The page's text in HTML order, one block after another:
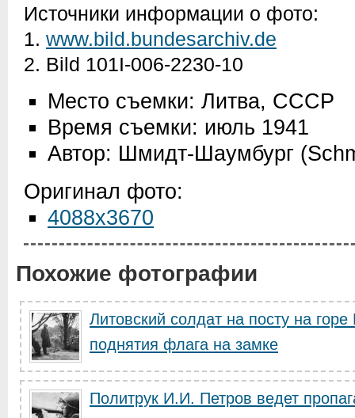
Источники информации о фото:
1. www.bild.bundesarchiv.de
2. Bild 101I-006-2230-10
Место съемки: Литва, СССР
Время съемки: июль 1941
Автор: Шмидт-Шаумбург
Оригинал фото:
4088x3670
Похожие фотографии
Литовский солдат на посту на
поднятия флага на замке
Политрук И.И. Петров ведет